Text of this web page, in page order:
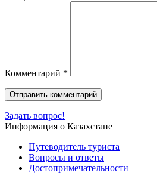
Комментарий *
Задать вопрос!
Информация о Казахстане
Путеводитель туриста
Вопросы и ответы
Достопримечательности